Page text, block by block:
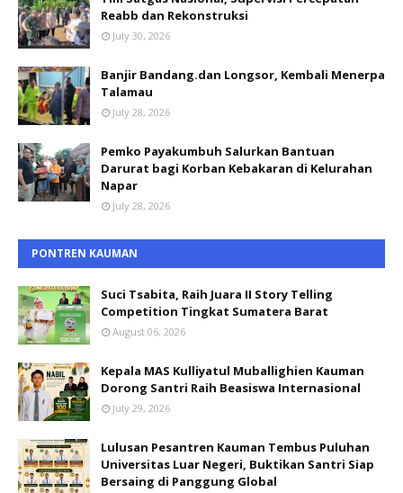
Reabb dan Rekonstruksi
July 30, 2026
Banjir Bandang.dan Longsor, Kembali Menerpa
Talamau
July 28, 2026
Pemko Payakumbuh Salurkan Bantuan
Darurat bagi Korban Kebakaran di Kelurahan
Napar
July 28, 2026
PONTREN KAUMAN
Suci Tsabita, Raih Juara II Story Telling
Competition Tingkat Sumatera Barat
August 06, 2026
Kepala MAS Kulliyatul Muballighien Kauman
Dorong Santri Raih Beasiswa Internasional
July 29, 2026
Lulusan Pesantren Kauman Tembus Puluhan
Universitas Luar Negeri, Buktikan Santri Siap
Bersaing di Panggung Global